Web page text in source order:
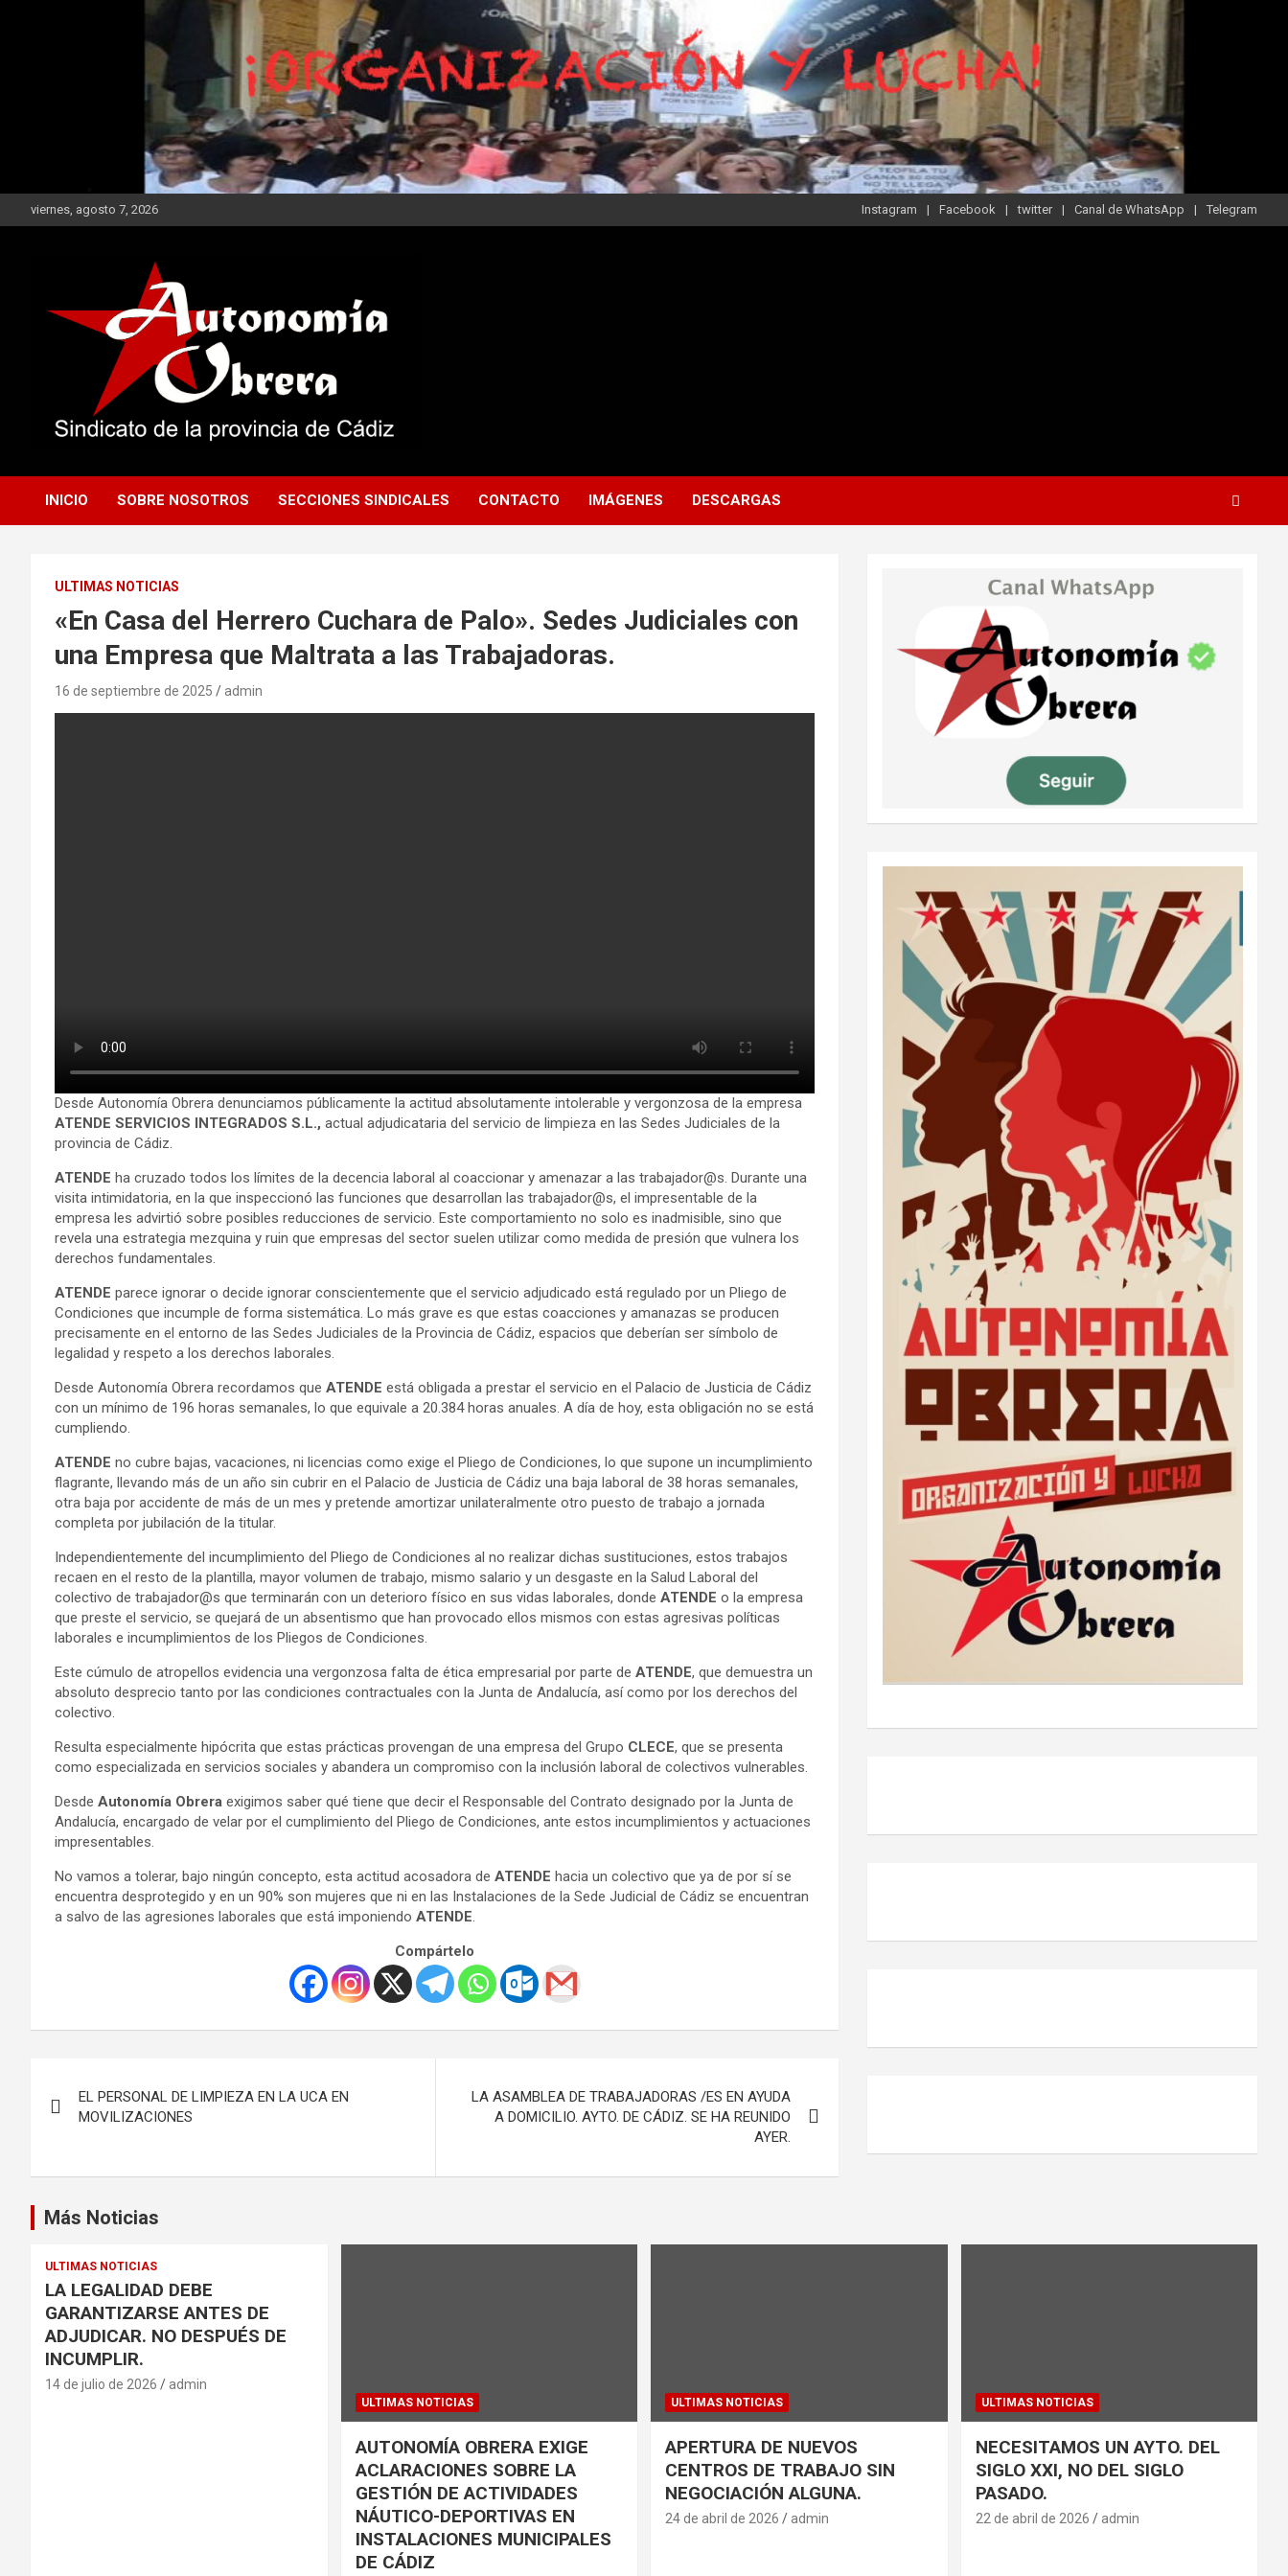
viernes, agosto 7, 2026 Instagram Facebook twitter Canal de WhatsApp Telegram
Secciones Sindicales
INICIO SOBRE NOSOTROS SECCIONES SINDICALES CONTACTO IMÁGENES DESCARGAS
ULTIMAS NOTICIAS
«En Casa del Herrero Cuchara de Palo». Sedes Judiciales con
una Empresa que Maltrata a las Trabajadoras.
16 de septiembre de 2025 admin
Desde Autonomía Obrera denunciamos públicamente la actitud absolutamente intolerable y vergonzosa de la empresa
ATENDE SERVICIOS INTEGRADOS S.L., actual adjudicataria del servicio de limpieza en las Sedes Judiciales de la
provincia de Cádiz.
ATENDE ha cruzado todos los límites de la decencia laboral al coaccionar y amenazar a las trabajador@s. Durante una
visita intimidatoria, en la que inspeccionó las funciones que desarrollan las trabajador@s, el impresentable de la
empresa les advirtió sobre posibles reducciones de servicio. Este comportamiento no solo es inadmisible, sino que
revela una estrategia mezquina y ruin que empresas del sector suelen utilizar como medida de presión que vulnera los
derechos fundamentales.
ATENDE parece ignorar o decide ignorar conscientemente que el servicio adjudicado está regulado por un Pliego de
Condiciones que incumple de forma sistemática. Lo más grave es que estas coacciones y amanazas se producen
precisamente en el entorno de las Sedes Judiciales de la Provincia de Cádiz, espacios que deberían ser símbolo de
legalidad y respeto a los derechos laborales.
Desde Autonomía Obrera recordamos que ATENDE está obligada a prestar el servicio en el Palacio de Justicia de Cádiz
con un mínimo de 196 horas semanales, lo que equivale a 20.384 horas anuales. A día de hoy, esta obligación no se está
cumpliendo.
ATENDE no cubre bajas, vacaciones, ni licencias como exige el Pliego de Condiciones, lo que supone un incumplimiento
flagrante, llevando más de un año sin cubrir en el Palacio de Justicia de Cádiz una baja laboral de 38 horas semanales,
otra baja por accidente de más de un mes y pretende amortizar unilateralmente otro puesto de trabajo a jornada
completa por jubilación de la titular.
Independientemente del incumplimiento del Pliego de Condiciones al no realizar dichas sustituciones, estos trabajos
recaen en el resto de la plantilla, mayor volumen de trabajo, mismo salario y un desgaste en la Salud Laboral del
colectivo de trabajador@s que terminarán con un deterioro físico en sus vidas laborales, donde ATENDE o la empresa
que preste el servicio, se quejará de un absentismo que han provocado ellos mismos con estas agresivas políticas
laborales e incumplimientos de los Pliegos de Condiciones.
Este cúmulo de atropellos evidencia una vergonzosa falta de ética empresarial por parte de ATENDE, que demuestra un
absoluto desprecio tanto por las condiciones contractuales con la Junta de Andalucía, así como por los derechos del
colectivo.
Resulta especialmente hipócrita que estas prácticas provengan de una empresa del Grupo CLECE, que se presenta
como especializada en servicios sociales y abandera un compromiso con la inclusión laboral de colectivos vulnerables.
Desde Autonomía Obrera exigimos saber qué tiene que decir el Responsable del Contrato designado por la Junta de
Andalucía, encargado de velar por el cumplimiento del Pliego de Condiciones, ante estos incumplimientos y actuaciones
impresentables.
No vamos a tolerar, bajo ningún concepto, esta actitud acosadora de ATENDE hacia un colectivo que ya de por sí se
encuentra desprotegido y en un 90% son mujeres que ni en las Instalaciones de la Sede Judicial de Cádiz se encuentran
a salvo de las agresiones laborales que está imponiendo ATENDE.
Compártelo
de
EL PERSONAL DE LIMPIEZA EN LA UCA EN
MOVILIZACIONES
LA ASAMBLEA DE TRABAJADORAS /ES EN AYUDA
A DOMICILIO. AYTO. DE CÁDIZ. SE HA REUNIDO
AYER.
Más Noticias
ULTIMAS NOTICIAS
LA LEGALIDAD DEBE
GARANTIZARSE ANTES DE
ADJUDICAR. NO DESPUÉS DE
INCUMPLIR.
14 de julio de 2026 admin
ULTIMAS NOTICIAS
AUTONOMÍA OBRERA EXIGE
ACLARACIONES SOBRE LA
GESTIÓN DE ACTIVIDADES
NÁUTICO-DEPORTIVAS EN
INSTALACIONES MUNICIPALES
DE CÁDIZ
ULTIMAS NOTICIAS
APERTURA DE NUEVOS
CENTROS DE TRABAJO SIN
NEGOCIACIÓN ALGUNA.
24 de abril de 2026 admin
ULTIMAS NOTICIAS
NECESITAMOS UN AYTO. DEL
SIGLO XXI, NO DEL SIGLO
PASADO.
22 de abril de 2026 admin